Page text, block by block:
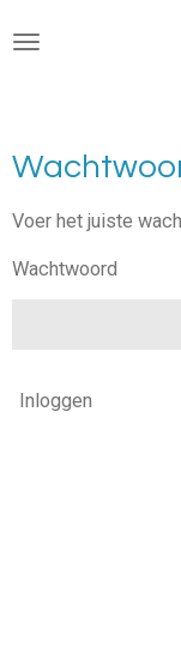
direct
Voer het juiste
Wachtwoord
Inloggen